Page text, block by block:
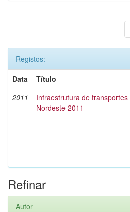
Registos:
Data
Título
2011
Infraestrutura de transportes
Nordeste 2011
Refinar
Autor